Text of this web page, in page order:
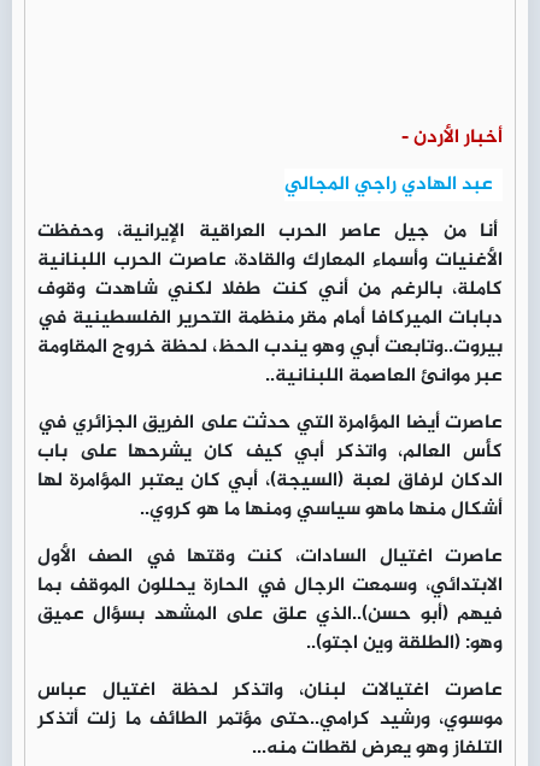
أخبار الأردن -
عبد الهادي راجي المجالي
أنا من جيل عاصر الحرب العراقية الإيرانية، وحفظت
الأغنيات وأسماء المعارك والقادة، عاصرت الحرب اللبنانية
كاملة، بالرغم من أني كنت طفلا لكني شاهدت وقوف
دبابات الميركافا أمام مقر منظمة التحرير الفلسطينية في
بيروت..وتابعت أبي وهو يندب الحظ، لحظة خروج المقاومة
عبر موانئ العاصمة اللبنانية..
عاصرت أيضا المؤامرة التي حدثت على الفريق الجزائري في
كأس العالم، واتذكر أبي كيف كان يشرحها على باب
الدكان لرفاق لعبة (السيجة)، أبي كان يعتبر المؤامرة لها
أشكال منها ماهو سياسي ومنها ما هو كروي..
عاصرت اغتيال السادات، كنت وقتها في الصف الأول
الابتدائي، وسمعت الرجال في الحارة يحللون الموقف بما
فيهم (أبو حسن)..الذي علق على المشهد بسؤال عميق
وهو: (الطلقة وين اجتو)..
عاصرت اغتيالات لبنان، واتذكر لحظة اغتيال عباس
موسوي، ورشيد كرامي..حتى مؤتمر الطائف ما زلت أتذكر
التلفاز وهو يعرض لقطات منه...